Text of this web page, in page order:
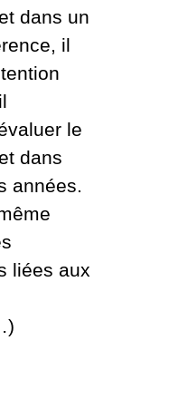
dans un
il
le
dans
années.
liées aux